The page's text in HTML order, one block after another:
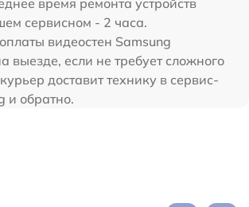
сервисном - 2 часа.
видеостен Samsung
выезде, если не требует сложного
доставит технику в сервис-
и обратно.